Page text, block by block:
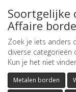
Soortgelijke
Affaire
Zoek je iets anders
diverse categorieën
Kun je het niet
Metalen borden